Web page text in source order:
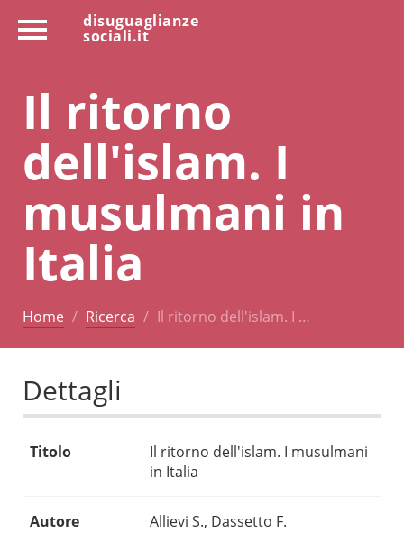
disuguaglianze
sociali.it
Il ritorno
dell'islam. I
musulmani in
Italia
Home Ricerca Il ritorno dell'islam. I …
Dettagli
Titolo
Il ritorno dell'islam. I musulmani
in Italia
Autore Allievi S., Dassetto F.